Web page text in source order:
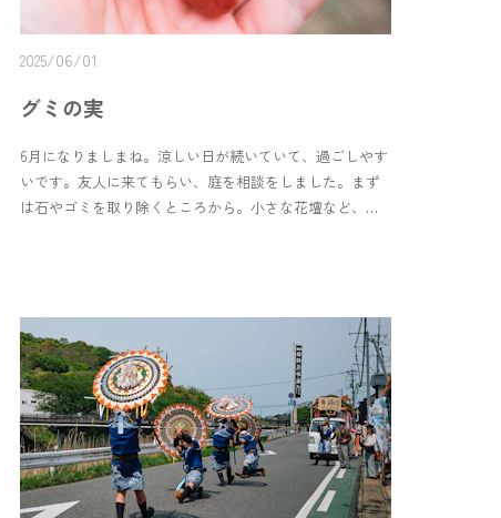
2025/06/01
グミの実
6月になりましまね。涼しい日が続いていて、過ごしやす
いです。友人に来てもらい、庭を相談をしました。まず
は石やゴミを取り除くところから。小さな花壇など、イ
した。品種が違うのかもしれませんが、知っていた自生
のグミより実が大きく渋みも少なく美味しかったです。
季節とともに、見て、味わって、育てることができたら
いいなと思ったりしました。＊ ＊ ＊Hello, June.Cool,
gentle days continue — a calm start to the month.My
friends visited, and we talked about the garden.First, I’ll
clear the stones and old things.I’m imagining a small flower
bed, slowly shaping the idea.In Aoya, many homes have